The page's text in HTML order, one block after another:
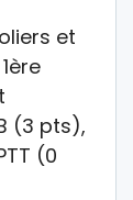
et
(3 pts),
(0